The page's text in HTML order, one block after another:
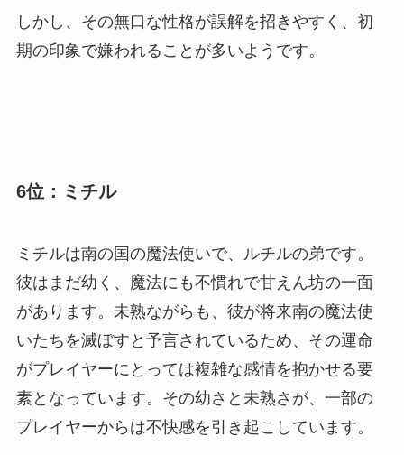
しかし、その無口な性格が誤解を招きやすく、初
期の印象で嫌われることが多いようです。
6位：ミチル
ミチルは南の国の魔法使いで、ルチルの弟です。
彼はまだ幼く、魔法にも不慣れで甘えん坊の一面
があります。未熟ながらも、彼が将来南の魔法使
いたちを滅ぼすと予言されているため、その運命
がプレイヤーにとっては複雑な感情を抱かせる要
素となっています。その幼さと未熟さが、一部の
プレイヤーからは不快感を引き起こしています。